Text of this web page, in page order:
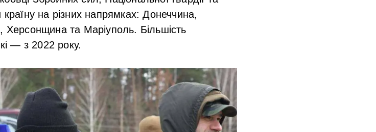
на різних напрямках: Донеччина,
та Маріуполь. Більшість
— з 2022 року.